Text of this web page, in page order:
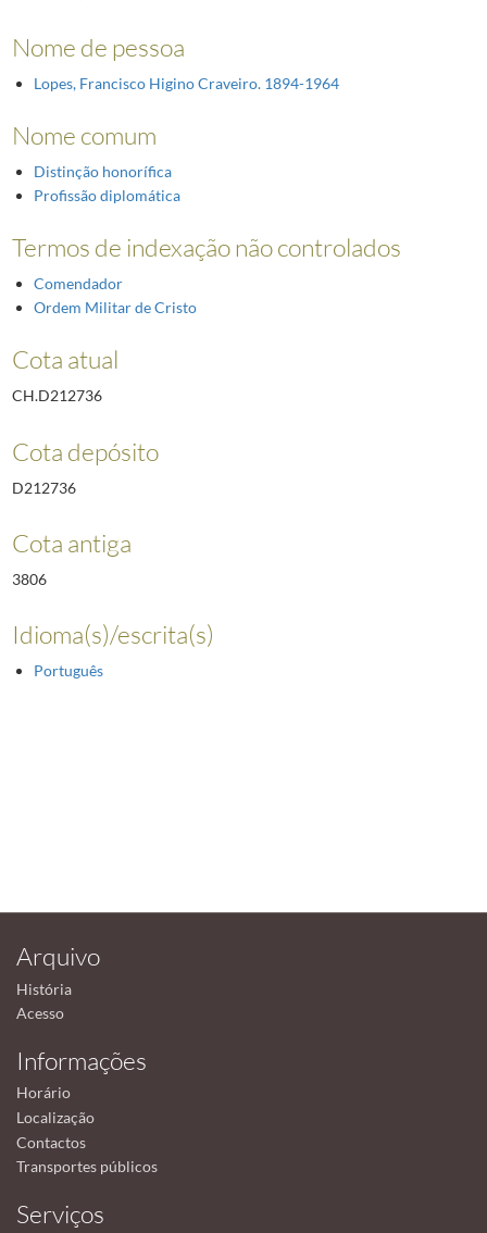
Nome de pessoa
Lopes, Francisco Higino Craveiro. 1894-1964
Nome comum
Distinção honorífica
Profissão diplomática
Termos de indexação não controlados
Comendador
Ordem Militar de Cristo
Cota atual
CH.D212736
Cota depósito
D212736
Cota antiga
3806
Idioma(s)/escrita(s)
Português
Arquivo
História
Acesso
Informações
Horário
Localização
Contactos
Transportes públicos
Serviços